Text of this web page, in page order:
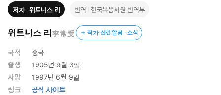
람 안으로 그분의 생명과 본성을 분배하심으로 그렇게 하실 것이다.
따라서 그분은 이 사람이 아들의 자격을 얻도록 정하셨다. 하나님은
우리가 아들의 자격을 얻도록, 즉 우리가 그분에게서 태어나 그분의
생명과 본성을 가진 그분의 아들들이 되도록 미리 계획하시고 미리
정하셨다." (본문 내용중)
저자 위트니스 리 번역 한국복음서원 번역부
위트니스 리李常受 작가 신간 알림 · 소식
국적
중국
출생
1905년 9월 3일
사망
1997년 6월 9일
링크
공식 사이트